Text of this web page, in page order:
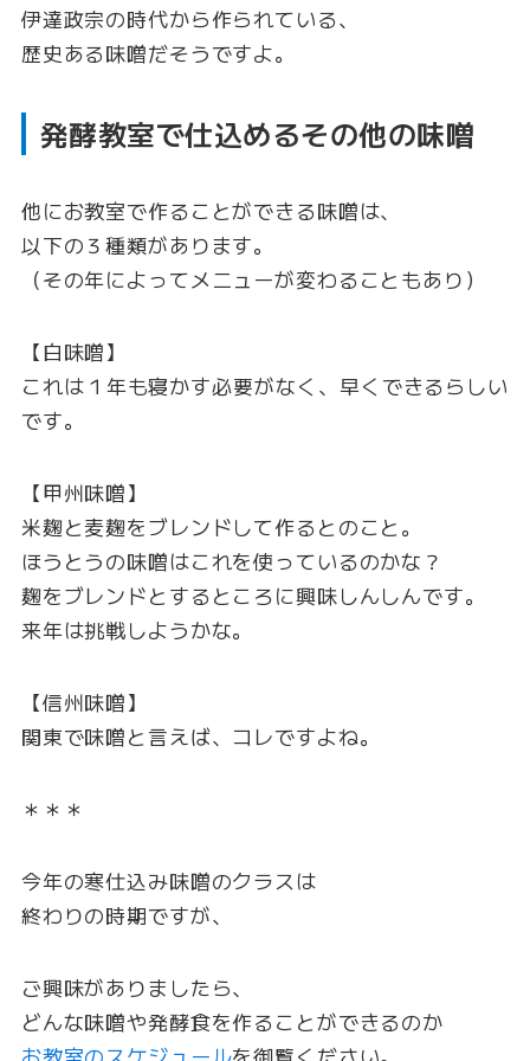
伊達政宗の時代から作られている、
歴史ある味噌だそうですよ。
発酵教室で仕込めるその他の味噌
他にお教室で作ることができる味噌は、
以下の３種類があります。
（その年によってメニューが変わることもあり）
【白味噌】
これは１年も寝かす必要がなく、早くできるらしい
です。
【甲州味噌】
米麹と麦麹をブレンドして作るとのこと。
ほうとうの味噌はこれを使っているのかな？
麹をブレンドとするところに興味しんしんです。
来年は挑戦しようかな。
【信州味噌】
関東で味噌と言えば、コレですよね。
＊＊＊
今年の寒仕込み味噌のクラスは
終わりの時期ですが、
ご興味がありましたら、
どんな味噌や発酵食を作ることができるのか